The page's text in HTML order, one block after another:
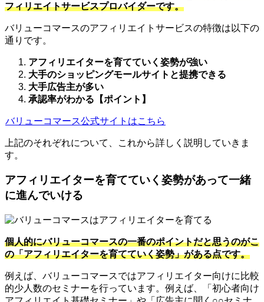
フィリエイトサービスプロバイダーです。
バリューコマースのアフィリエイトサービスの特徴は以下の
通りです。
アフィリエイターを育てていく姿勢が強い
大手のショッピングモールサイトと提携できる
大手広告主が多い
承認率がわかる【ポイント】
バリューコマース公式サイトはこちら
上記のそれぞれについて、これから詳しく説明していきま
す。
アフィリエイターを育てていく姿勢があって一緒
に進んでいける
個人的にバリューコマースの一番のポイントだと思うのがこ
の「アフィリエイターを育てていく姿勢」がある点です。
例えば、バリューコマースではアフィリエイター向けに比較
的少人数のセミナーを行っています。例えば、「初心者向け